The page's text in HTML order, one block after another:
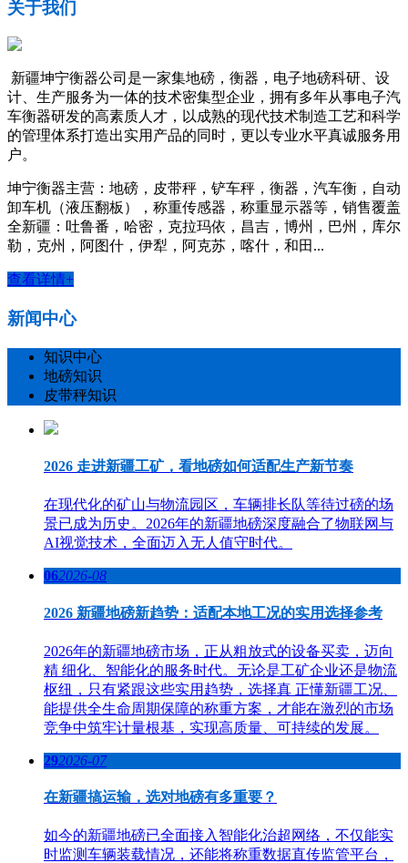
关于我们
新疆坤宁衡器公司是一家集地磅，衡器，电子地磅科研、设
计、生产服务为一体的技术密集型企业，拥有多年从事电子汽
车衡器研发的高素质人才，以成熟的现代技术制造工艺和科学
的管理体系打造出实用产品的同时，更以专业水平真诚服务用
户。
坤宁衡器主营：地磅，皮带秤，铲车秤，衡器，汽车衡，自动
卸车机（液压翻板），称重传感器，称重显示器等，销售覆盖
全新疆：吐鲁番，哈密，克拉玛依，昌吉，博州，巴州，库尔
勒，克州，阿图什，伊犁，阿克苏，喀什，和田...
查看详情+
新闻中心
知识中心
地磅知识
皮带秤知识
2026 走进新疆工矿，看地磅如何适配生产新节奏
在现代化的矿山与物流园区，车辆排长队等待过磅的场
景已成为历史。2026年的新疆地磅深度融合了物联网与
AI视觉技术，全面迈入无人值守时代。
062026-08
2026 新疆地磅新趋势：适配本地工况的实用选择参考
2026年的新疆地磅市场，正从粗放式的设备买卖，迈向
精 细化、智能化的服务时代。无论是工矿企业还是物流
枢纽，只有紧跟这些实用趋势，选择真 正懂新疆工况、
能提供全生命周期保障的称重方案，才能在激烈的市场
竞争中筑牢计量根基，实现高质量、可持续的发展。
292026-07
在新疆搞运输，选对地磅有多重要？
如今的新疆地磅已全面接入智能化治超网络，不仅能实
时监测车辆装载情况，还能将称重数据直传监管平台，